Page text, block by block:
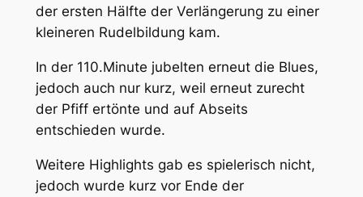
der ersten Hälfte der Verlängerung zu einer
kleineren Rudelbildung kam.
In der 110.Minute jubelten erneut die Blues,
jedoch auch nur kurz, weil erneut zurecht
der Pfiff ertönte und auf Abseits
entschieden wurde.
Weitere Highlights gab es spielerisch nicht,
jedoch wurde kurz vor Ende der